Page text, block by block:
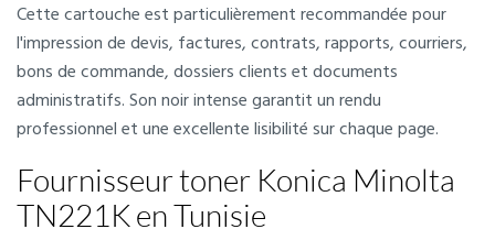
Cette cartouche est particulièrement recommandée pour
l'impression de devis, factures, contrats, rapports, courriers,
bons de commande, dossiers clients et documents
administratifs. Son noir intense garantit un rendu
professionnel et une excellente lisibilité sur chaque page.
Fournisseur toner Konica Minolta
TN221K en Tunisie